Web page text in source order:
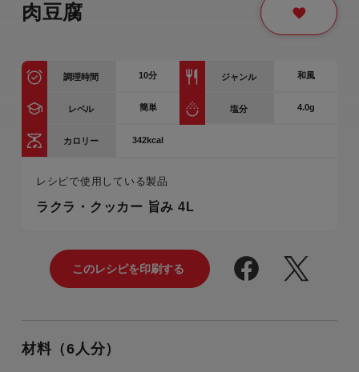
肉豆腐
調理時間 10分 ジャンル 和風
レベル 簡単 塩分 4.0g
カロリー 342kcal
レシピで使用している製品
ラクラ・クッカー 旨み 4L
材料（6人分）